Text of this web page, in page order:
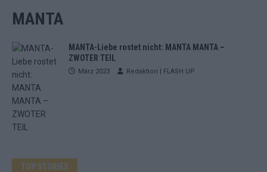
MANTA
MANTA-Liebe rostet nicht: MANTA MANTA –
ZWOTER TEIL
März 2023 Redaktion | FLASH UP
TOP STORIES